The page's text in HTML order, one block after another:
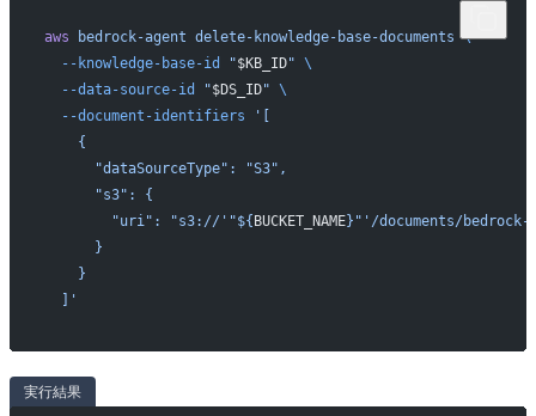
aws bedrock-agent delete-knowledge-base-documents \
  --knowledge-base-id
"$KB_ID" \
  --data-source-id
"$DS_ID" \
  --document-identifiers
'[
    {
      "dataSourceType": "S3",
      "s3": {
        "uri": "s3://'"${
BUCKET_NAME}"'/documents/
      }
    }
  ]'
実行結果